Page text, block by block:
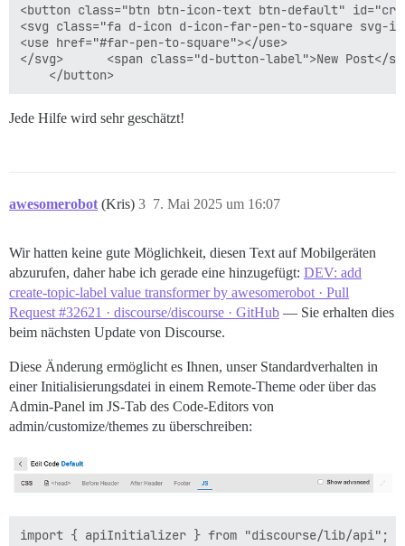
<button class="btn btn-icon-text btn-default"
<svg class="fa d-icon d-icon-far-pen-to-square svg-
<use href="#far-pen-to-square"></use>
</svg>      <span class="d-button-label">New Post</
Jede Hilfe wird sehr geschätzt!
awesomerobot (Kris) 7. Mai 2025 um 16:07
3
Wir hatten keine gute Möglichkeit, diesen Text auf Mobilgeräten
abzurufen, daher habe ich gerade eine hinzugefügt: DEV: add
create-topic-label value transformer by awesomerobot · Pull
Request #32621 · discourse/discourse · GitHub — Sie erhalten dies
beim nächsten Update von Discourse.
Diese Änderung ermöglicht es Ihnen, unser Standardverhalten in
einer Initialisierungsdatei in einem Remote-Theme oder über das
Admin-Panel im JS-Tab des Code-Editors von
admin/customize/themes zu überschreiben:
import { apiInitializer } from "discourse/lib/api";